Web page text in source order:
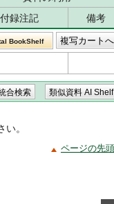
付録注記
備考
BookShelf
。
ページの先